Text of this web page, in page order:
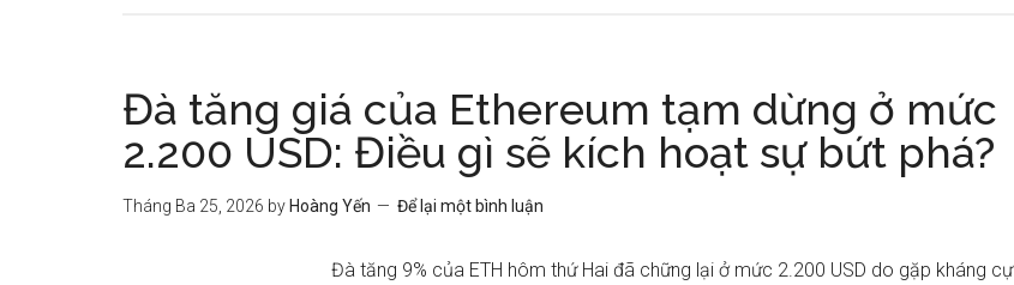
Đà tăng giá của Ethereum tạm dừng ở mức
2.200 USD: Điều gì sẽ kích hoạt sự bứt phá?
Tháng Ba 25, 2026 by Hoàng Yến Để lại một bình luận
Đà tăng 9% của ETH hôm thứ Hai đã chững lại ở mức 2.200 USD do gặp kháng cự